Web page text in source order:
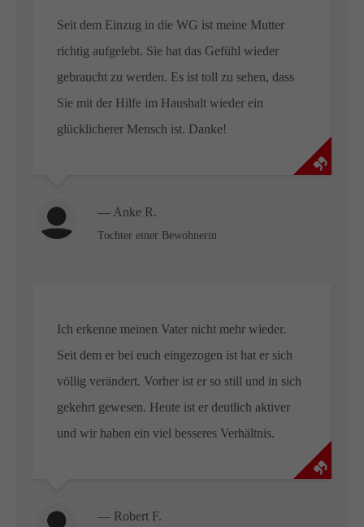
02365 955 88 88
Schreiben Sie uns per Email
info@amicus-pflege.de
Seit dem Einzug in die WG ist meine Mutter
richtig aufgelebt. Sie hat das Gefühl wieder
gebraucht zu werden. Es ist toll zu sehen, dass
Sie mit der Hilfe im Haushalt wieder ein
glücklicherer Mensch ist. Danke!
— Anke R.
Tochter einer Bewohnerin
Ich erkenne meinen Vater nicht mehr wieder.
Seit dem er bei euch eingezogen ist hat er sich
völlig verändert. Vorher ist er so still und in sich
gekehrt gewesen. Heute ist er deutlich aktiver
und wir haben ein viel besseres Verhältnis.
— Robert F.